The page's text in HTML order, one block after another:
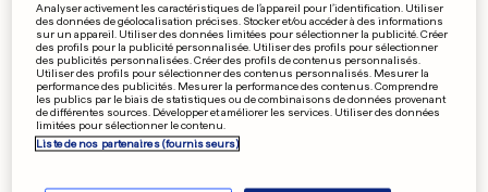
COLOMBIE
2 000 femmes enceintes
Analyser activement les caractéristiques de l’appareil pour l’identification. Utiliser
des données de géolocalisation précises. Stocker et/ou accéder à des informations
sur un appareil. Utiliser des données limitées pour sélectionner la publicité. Créer
des profils pour la publicité personnalisée. Utiliser des profils pour sélectionner
des publicités personnalisées. Créer des profils de contenus personnalisés.
Utiliser des profils pour sélectionner des contenus personnalisés. Mesurer la
performance des publicités. Mesurer la performance des contenus. Comprendre
les publics par le biais de statistiques ou de combinaisons de données provenant
de différentes sources. Développer et améliorer les services. Utiliser des données
limitées pour sélectionner le contenu.
Liste de nos partenaires (fournisseurs)